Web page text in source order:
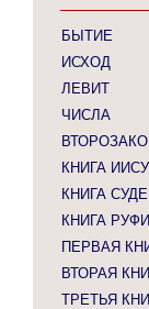
БЫТИЕ
ИСХОД
ЛЕВИТ
ЧИСЛА
КНИГА
КНИГА
КНИГА РУФИ
ПЕРВАЯ
ВТОРАЯ
ТРЕТЬЯ